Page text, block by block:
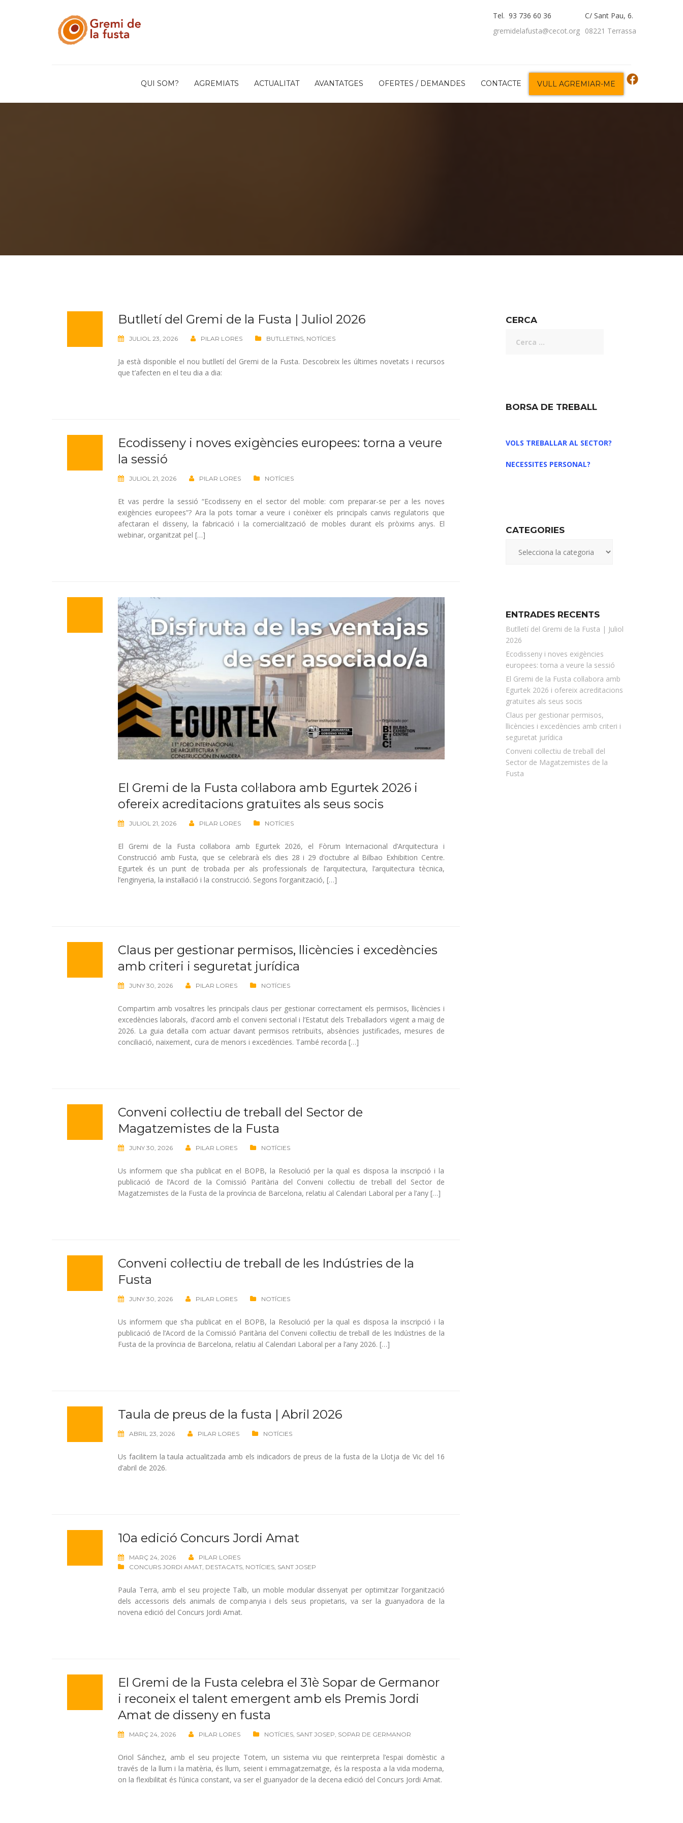
C/ Sant Pau, 6.
08221 Terrassa
Tel. 93 736 60 36
gremidelafusta@cecot.org
QUI SOM? AGREMIATS ACTUALITAT AVANTATGES OFERTES / DEMANDES CONTACTE VULL AGREMIAR-ME
Butlletí del Gremi de la Fusta | Juliol 2026
JULIOL 23, 2026 PILAR LORES BUTLLETINS, NOTÍCIES
Ja està disponible el nou butlletí del Gremi de la Fusta. Descobreix les últimes novetats i recursos
que t’afecten en el teu dia a dia:
Ecodisseny i noves exigències europees: torna a veure
la sessió
JULIOL 21, 2026 PILAR LORES NOTÍCIES
Et vas perdre la sessió “Ecodisseny en el sector del moble: com preparar-se per a les noves
exigències europees”? Ara la pots tornar a veure i conèixer els principals canvis regulatoris que
afectaran el disseny, la fabricació i la comercialització de mobles durant els pròxims anys. El
webinar, organitzat pel […]
El Gremi de la Fusta col·labora amb Egurtek 2026 i
ofereix acreditacions gratuïtes als seus socis
JULIOL 21, 2026 PILAR LORES NOTÍCIES
El Gremi de la Fusta col·labora amb Egurtek 2026, el Fòrum Internacional d’Arquitectura i
Construcció amb Fusta, que se celebrarà els dies 28 i 29 d’octubre al Bilbao Exhibition Centre.
Egurtek és un punt de trobada per als professionals de l’arquitectura, l’arquitectura tècnica,
l’enginyeria, la instal·lació i la construcció. Segons l’organització, […]
Claus per gestionar permisos, llicències i excedències
amb criteri i seguretat jurídica
JUNY 30, 2026 PILAR LORES NOTÍCIES
Compartim amb vosaltres les principals claus per gestionar correctament els permisos, llicències i
excedències laborals, d’acord amb el conveni sectorial i l’Estatut dels Treballadors vigent a maig de
2026. La guia detalla com actuar davant permisos retribuïts, absències justificades, mesures de
conciliació, naixement, cura de menors i excedències. També recorda […]
Conveni col·lectiu de treball del Sector de
Magatzemistes de la Fusta
JUNY 30, 2026 PILAR LORES NOTÍCIES
Us informem que s’ha publicat en el BOPB, la Resolució per la qual es disposa la inscripció i la
publicació de l’Acord de la Comissió Paritària del Conveni col·lectiu de treball del Sector de
Magatzemistes de la Fusta de la província de Barcelona, relatiu al Calendari Laboral per a l’any […]
Conveni col·lectiu de treball de les Indústries de la
Fusta
JUNY 30, 2026 PILAR LORES NOTÍCIES
Us informem que s’ha publicat en el BOPB, la Resolució per la qual es disposa la inscripció i la
publicació de l’Acord de la Comissió Paritària del Conveni col·lectiu de treball de les Indústries de la
Fusta de la província de Barcelona, relatiu al Calendari Laboral per a l’any 2026. […]
Taula de preus de la fusta | Abril 2026
ABRIL 23, 2026 PILAR LORES NOTÍCIES
Us facilitem la taula actualitzada amb els indicadors de preus de la fusta de la Llotja de Vic del 16
d’abril de 2026.
10a edició Concurs Jordi Amat
MARÇ 24, 2026
PILAR LORES
CONCURS JORDI AMAT, DESTACATS, NOTÍCIES, SANT JOSEP
Paula Terra, amb el seu projecte Talb, un moble modular dissenyat per optimitzar l’organització
dels accessoris dels animals de companyia i dels seus propietaris, va ser la guanyadora de la
novena edició del Concurs Jordi Amat.
El Gremi de la Fusta celebra el 31è Sopar de Germanor
i reconeix el talent emergent amb els Premis Jordi
Amat de disseny en fusta
MARÇ 24, 2026 PILAR LORES NOTÍCIES, SANT JOSEP, SOPAR DE GERMANOR
Oriol Sánchez, amb el seu projecte Totem, un sistema viu que reinterpreta l’espai domèstic a
través de la llum i la matèria, és llum, seient i emmagatzematge, és la resposta a la vida moderna,
on la flexibilitat és l’única constant, va ser el guanyador de la decena edició del Concurs Jordi Amat.
CERCA
BORSA DE TREBALL
VOLS TREBALLAR AL SECTOR?
NECESSITES PERSONAL?
CATEGORIES
ENTRADES RECENTS
Butlletí del Gremi de la Fusta | Juliol
2026
Ecodisseny i noves exigències
europees: torna a veure la sessió
El Gremi de la Fusta col·labora amb
Egurtek 2026 i ofereix acreditacions
gratuïtes als seus socis
Claus per gestionar permisos,
llicències i excedències amb criteri i
seguretat jurídica
Conveni col·lectiu de treball del
Sector de Magatzemistes de la
Fusta